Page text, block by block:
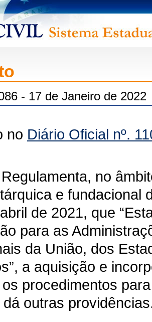
- 17 de Janeiro de 2022
no Diário Oficial nº.
Regulamenta, no
e fundacional
de 2021, que
para as
da União, dos
a aquisição e
procedimentos
outras